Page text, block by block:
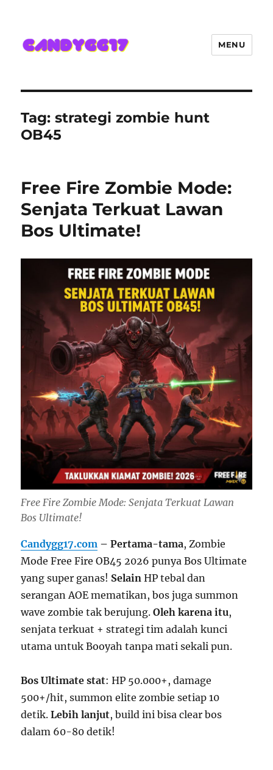
Hadir Semakin Mantap Jackpot
MENU
Tag:strategi zombie hunt
OB45
Free Fire Zombie Mode:
Senjata Terkuat Lawan
Bos Ultimate!
Free Fire Zombie Mode: Senjata Terkuat Lawan
Bos Ultimate!
Candygg17.com – Pertama-tama, Zombie
Mode Free Fire OB45 2026 punya Bos Ultimate
yang super ganas! Selain HP tebal dan
serangan AOE mematikan, bos juga summon
wave zombie tak berujung.Oleh karena itu,
senjata terkuat + strategi tim adalah kunci
utama untuk Booyah tanpa mati sekali pun.
Bos Ultimate stat: HP 50.000+, damage
500+/hit, summon elite zombie setiap 10
detik.Lebih lanjut, build ini bisa clear bos
dalam 60-80 detik!